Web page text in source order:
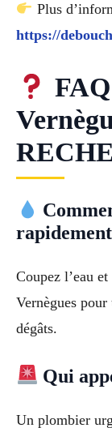
Plus
https://
Coupez l’eau
Vernègues
dégâts.
Qui
Un plombier